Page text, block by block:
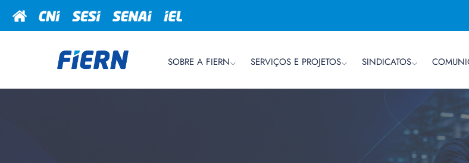
SOBRE A FIERN SERVIÇOS E PROJETOS SINDICATOS